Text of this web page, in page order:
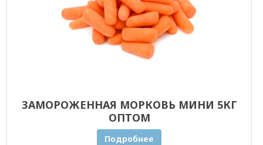
ЗАМОРОЖЕННАЯ МОРКОВЬ МИНИ 5КГ
ОПТОМ
Подробнее